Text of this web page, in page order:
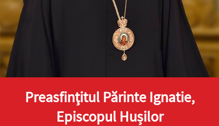
Preasfinţitul Părinte Ignatie,
Episcopul Hușilor